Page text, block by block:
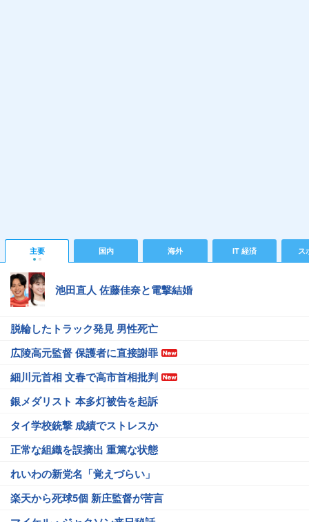
主要 国内 海外 IT 経済 ス
池田直人 佐藤佳奈と電撃結婚
脱輪したトラック発見 男性死亡
広陵高元監督 保護者に直接謝罪
細川元首相 文春で高市首相批判
銀メダリスト 本多灯被告を起訴
タイ学校銃撃 成績でストレスか
正常な組織を誤摘出 重篤な状態
れいわの新党名「覚えづらい」
楽天から死球5個 新庄監督が苦言